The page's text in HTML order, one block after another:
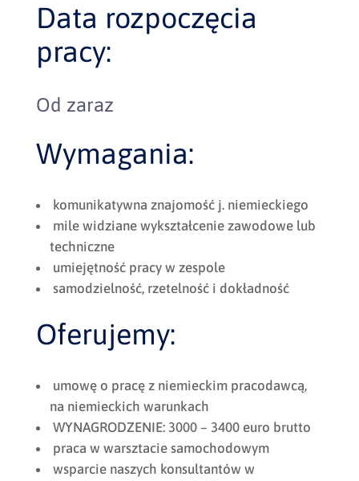
Data rozpoczęcia
pracy:
Od zaraz
Wymagania:
komunikatywna znajomość j. niemieckiego
mile widziane wykształcenie zawodowe lub
techniczne
umiejętność pracy w zespole
samodzielność, rzetelność i dokładność
Oferujemy:
umowę o pracę z niemieckim pracodawcą,
na niemieckich warunkach
WYNAGRODZENIE: 3000 – 3400 euro brutto
praca w warsztacie samochodowym
wsparcie naszych konsultantów w